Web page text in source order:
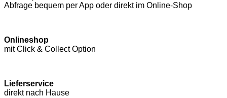
Abfrage bequem per App oder direkt im Online-Shop
Onlineshop
mit Click & Collect Option
Lieferservice
direkt nach Hause